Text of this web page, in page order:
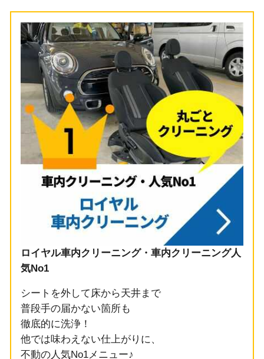
ロイヤル車内クリーニング・車内クリーニング人
気No1
シートを外して床から天井まで
普段手の届かない箇所も
徹底的に洗浄！
他では味わえない仕上がりに、
不動の人気No1メニュー♪